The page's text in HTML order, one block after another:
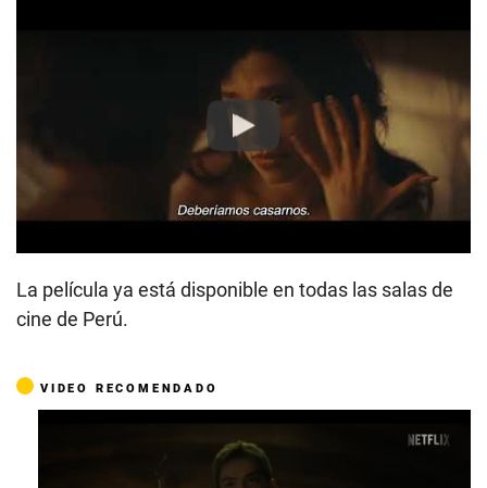
Play
La película ya está disponible en todas las salas de
cine de Perú.
VIDEO RECOMENDADO